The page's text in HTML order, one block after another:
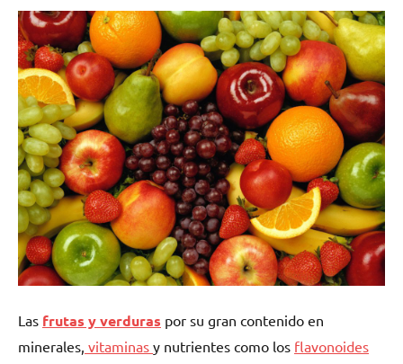
Las frutas y verduras por su gran contenido en
minerales, vitaminas y nutrientes como los flavonoides